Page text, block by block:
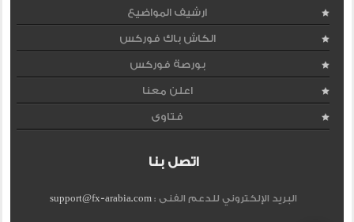
ارشيف المواضيع
الكاش باك فوركس
بورصة فوركس
اعلن معنا
فتاوى
اتصل بنا
البريد الإلكتروني للدعم الفنى :support@fx-arabia.com